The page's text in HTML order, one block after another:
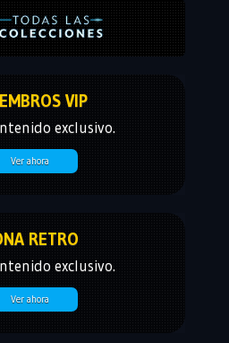
VIP
exclusivo.
Ver ahora
RETRO
exclusivo.
Ver ahora